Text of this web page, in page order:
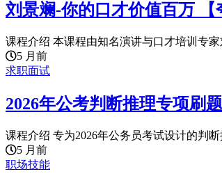
刘景斓-你的口才价值百万 【
课程介绍 本课程由知名演讲与口才培训专
5 月前
求职面试
2026年公考判断推理专项刷
课程介绍 专为2026年公务员考试设计的判
5 月前
职场技能